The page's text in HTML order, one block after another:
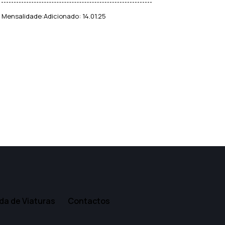
Mensalidade:Adicionado: 14.01.25
de Viaturas Contactos